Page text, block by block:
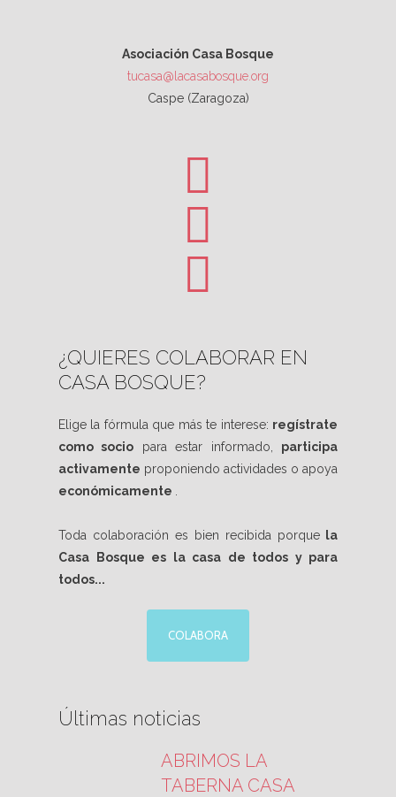
Asociación Casa Bosque
tucasa@lacasabosque.org
Caspe (Zaragoza)
¿QUIERES COLABORAR EN
CASA BOSQUE?
Elige la fórmula que más te interese: regístrate
como socio para estar informado, participa
activamente proponiendo actividades o apoya
económicamente
Toda colaboración es bien recibida porque la
Casa Bosque es la casa de todos y para
todos...
COLABORA
Últimas noticias
ABRIMOS LA
TABERNA CASA